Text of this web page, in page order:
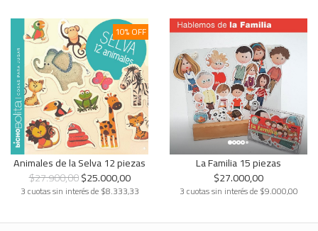
10% OFF
Animales de la Selva 12 piezas
$27.900,00$25.000,00
3 cuotas sin interés de $8.333,33
La Familia 15 piezas
$27.000,00
3 cuotas sin interés de $9.000,00